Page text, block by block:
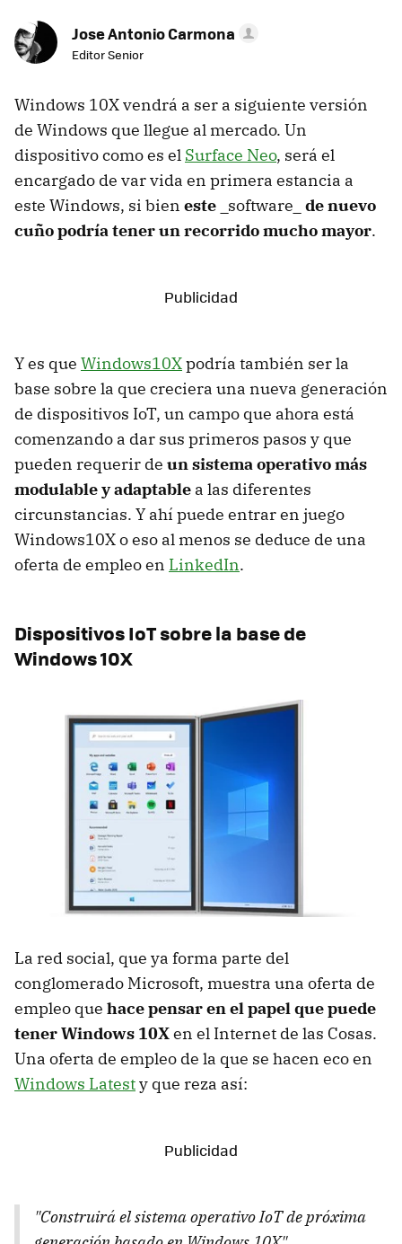
Jose Antonio Carmona
Editor Senior
Windows 10X vendrá a ser a siguiente versión
de Windows que llegue al mercado. Un
dispositivo como es el Surface Neo, será el
encargado de var vida en primera estancia a
este Windows, si bien este _software_ de nuevo
cuño podría tener un recorrido mucho mayor.
Y es que Windows10Xpodría también ser la
base sobre la que creciera una nueva generación
de dispositivos IoT, un campo que ahora está
comenzando a dar sus primeros pasos y que
pueden requerir de un sistema operativo más
modulable y adaptable a las diferentes
circunstancias. Y ahí puede entrar en juego
Windows10X o eso al menos se deduce de una
oferta de empleo en LinkedIn.
Dispositivos IoT sobre la base de
Windows 10X
La red social, que ya forma parte del
conglomerado Microsoft, muestra una oferta de
empleo que hace pensar en el papel que puede
tener Windows 10Xen el Internet de las Cosas.
Una oferta de empleo de la que se hacen eco en
Windows Latesty que reza así:
"Construirá el sistema operativo IoT de próxima